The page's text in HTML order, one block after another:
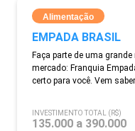
Alimentação
EMPADA BRASIL
Faça parte de uma
mercado: Franquia
certo para você. Vem
INVESTIMENTO TOTAL (R$)
135.000 a 390.000